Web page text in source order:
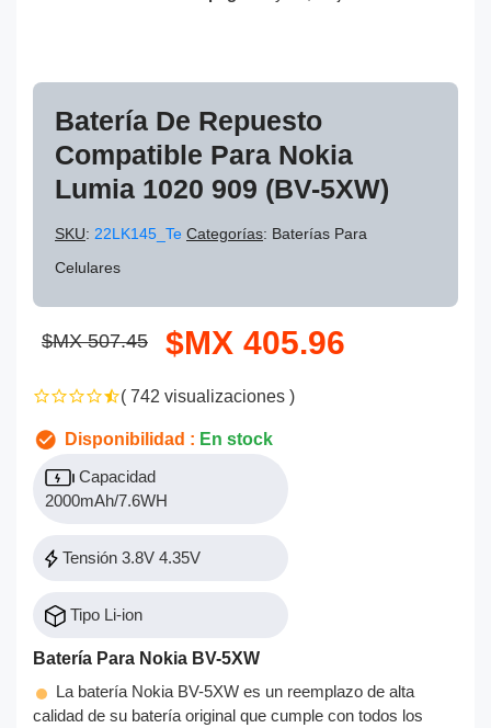
Batería De Repuesto
Compatible Para Nokia
Lumia 1020 909 (BV-5XW)
SKU: 22LK145_Te Categorías: Baterías Para
Celulares
$MX 507.45 $MX 405.96
( 742 visualizaciones )
Disponibilidad : En stock
Capacidad
2000mAh/7.6WH
Tensión 3.8V 4.35V
Tipo Li-ion
Batería Para Nokia BV-5XW
La batería Nokia BV-5XW es un reemplazo de alta
calidad de su batería original que cumple con todos los